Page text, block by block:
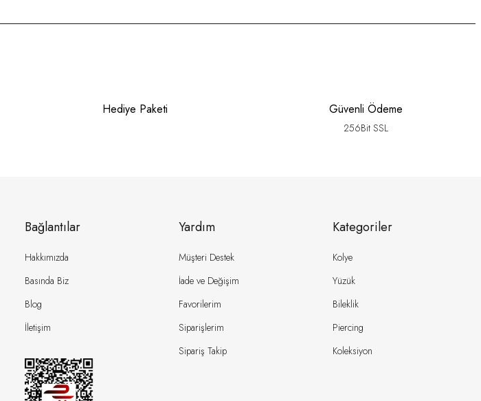
Hediye Paketi Güvenli Ödeme
256Bit SSL
Bağlantılar
Hakkımızda
Basında Biz
Blog
İletişim
Yardım
Müşteri Destek
İade ve Değişim
Favorilerim
Siparişlerim
Sipariş Takip
Kategoriler
Kolye
Yüzük
Bileklik
Piercing
Koleksiyon